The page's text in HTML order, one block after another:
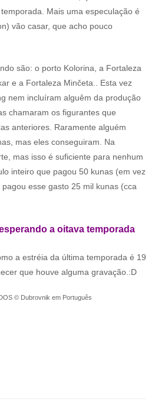
Mais uma especulação é
vão casar, que acho pouco
são: o porto Kolorina, a Fortaleza
e a Fortaleza Minčeta.. Esta vez
nem incluíram alguêm da produção
chamaram os figurantes que
anteriores. Raramente alguém
mas eles conseguiram. Na
mas isso é suficiente para nenhum
inteiro que pagou 50 kunas (em vez
esse gasto 25 mil kunas (cca
a oitava temporada
a estréia da última temporada é 19
que houve alguma gravação.:D
© Dubrovnik em Português